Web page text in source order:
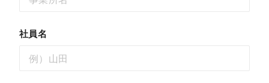
社員名